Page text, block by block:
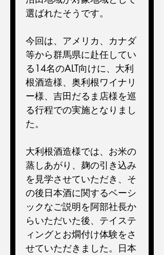
選ばれたそうです。
今回は、アメリカ、カナダ
等から群馬県に赴任してい
る14名のALT向けに、大利
根酒造様、奥利根ワイナリ
ー様、吉田だるま店様を巡
る行程での実施となりまし
た。
大利根酒造様では、お米の
蒸しあがり、麹の引き込み
を見学させていただき、そ
の後日本酒に関するベーシ
ックなご説明を阿部社長か
らいただいた後、テイステ
ィングとお燗付け体験をさ
せていただきました。日本